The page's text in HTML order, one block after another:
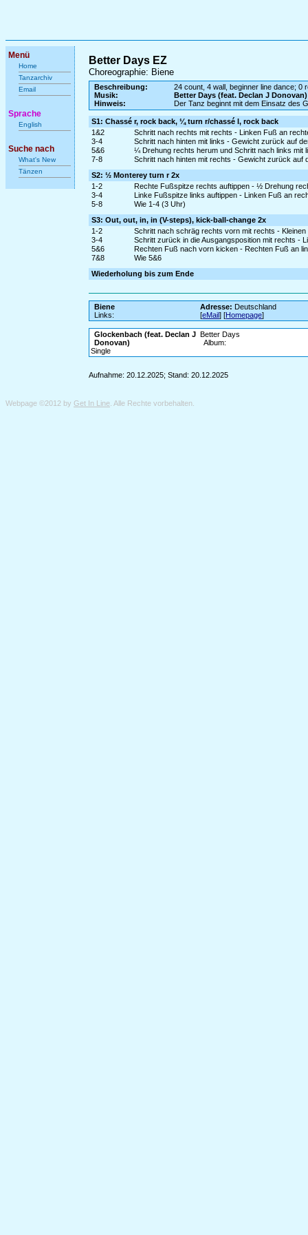
Menü
Home
Tanzarchiv
Email
Sprache
English
Suche nach
What's New
Tänzen
Better Days EZ
Choreographie: Biene
Beschreibung:
24 count, 4 wall, beginner line dance; 0
Musik:
Better Days (feat. Declan J Donovan)
Hinweis:
Der Tanz beginnt mit dem Einsatz des
S1: Chassé r, rock back, ¼ turn r/chassé l, rock back
1&2
Schritt nach rechts mit rechts - Linken Fuß an
3-4
Schritt nach hinten mit links - Gewicht zurück auf
5&6
¼ Drehung rechts herum und Schritt nach links mit
7-8
Schritt nach hinten mit rechts - Gewicht zurück auf
S2: ½ Monterey turn r 2x
1-2
Rechte Fußspitze rechts auftippen - ½ Drehung
3-4
Linke Fußspitze links auftippen - Linken Fuß an
5-8
Wie 1-4 (3 Uhr)
S3: Out, out, in, in (V-steps), kick-ball-change 2x
1-2
Schritt nach schräg rechts vorn mit rechts -
3-4
Schritt zurück in die Ausgangsposition mit rechts -
5&6
Rechten Fuß nach vorn kicken - Rechten Fuß an
7&8
Wie 5&6
Wiederholung bis zum Ende
Biene Adresse: Deutschland
Links:
[eMail] [Homepage]
Glockenbach (feat. Declan J
Donovan)
Better Days
Album:
Single
Aufnahme: 20.12.2025; Stand: 20.12.2025
Webpage ©2012 by Get In Line . Alle Rechte vorbehalten.